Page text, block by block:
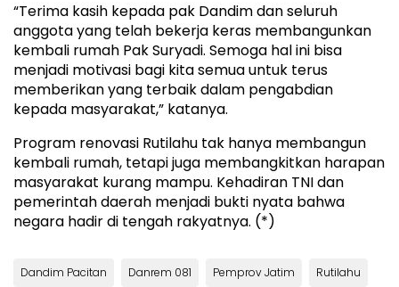
“Terima kasih kepada pak Dandim dan seluruh
anggota yang telah bekerja keras membangunkan
kembali rumah Pak Suryadi. Semoga hal ini bisa
menjadi motivasi bagi kita semua untuk terus
memberikan yang terbaik dalam pengabdian
kepada masyarakat,” katanya.
Program renovasi Rutilahu tak hanya membangun
kembali rumah, tetapi juga membangkitkan harapan
masyarakat kurang mampu. Kehadiran TNI dan
pemerintah daerah menjadi bukti nyata bahwa
negara hadir di tengah rakyatnya. (*)
Dandim Pacitan Danrem 081 Pemprov Jatim Rutilahu